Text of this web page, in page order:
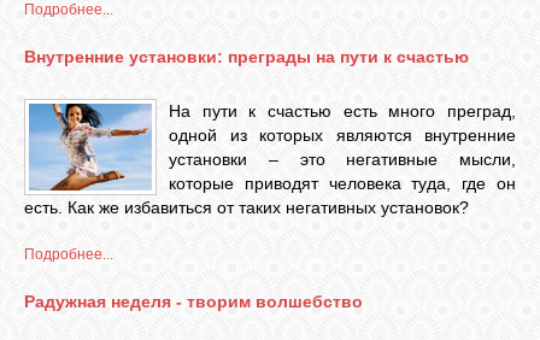
КАРТИНКИ
ГАДАНИЯ
ЛУНА
ЖЕЛАНИЙ
Подробнее...
Внутренние установки: преграды на пути к счастью
На пути к счастью есть много преград,
одной из которых являются внутренние
установки – это негативные мысли,
которые приводят человека туда, где он
есть. Как же избавиться от таких негативных установок?
Подробнее...
Радужная неделя - творим волшебство